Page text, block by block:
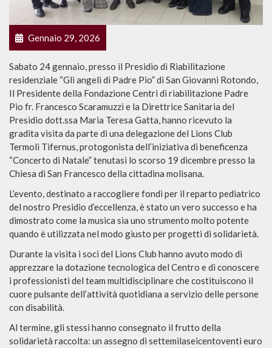
Gennaio 29, 2026
Sabato 24 gennaio, presso il Presidio di Riabilitazione
residenziale “Gli angeli di Padre Pio” di San Giovanni Rotondo,
Il Presidente della Fondazione Centri di riabilitazione Padre
Pio fr. Francesco Scaramuzzi e la Direttrice Sanitaria del
Presidio dott.ssa Maria Teresa Gatta, hanno ricevuto la
gradita visita da parte di una delegazione del Lions Club
Termoli Tifernus, protogonista dell’iniziativa di beneficenza
“Concerto di Natale” tenutasi lo scorso 19 dicembre presso la
Chiesa di San Francesco della cittadina molisana.
L’evento, destinato a raccogliere fondi per il reparto pediatrico
del nostro Presidio d’eccellenza, è stato un vero successo e ha
dimostrato come la musica sia uno strumento molto potente
quando è utilizzata nel modo giusto per progetti di solidarietà.
Durante la visita i soci del Lions Club hanno avuto modo di
apprezzare la dotazione tecnologica del Centro e di conoscere
i professionisti del team multidisciplinare che costituiscono il
cuore pulsante dell’attività quotidiana a servizio delle persone
con disabilità.
Al termine, gli stessi hanno consegnato il frutto della
solidarietà raccolta: un assegno di settemilaseicentoventi euro